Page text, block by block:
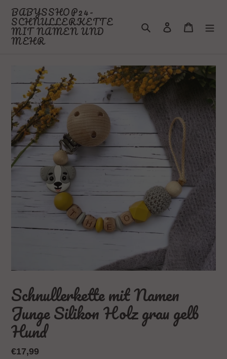
zum
Inhalt
BABYSSHOP24-
SCHNULLERKETTE
MIT NAMEN UND
MEHR
Suchen Einloggen
Schnullerkette mit Namen
Junge Silikon Holz grau gelb
Hund
Normaler
€17,99